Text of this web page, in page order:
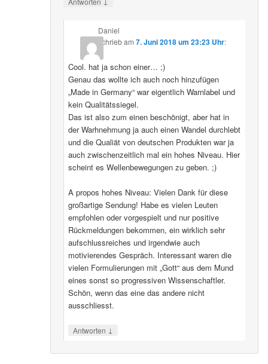
Daniel
schriebam 7. Juni 2018 um 23:23 Uhr:
Cool. hat ja schon einer… ;)
Genau das wollte ich auch noch hinzufügen
„Made in Germany“ war eigentlich Warnlabel und
kein Qualitätssiegel.
Das ist also zum einen beschönigt, aber hat in
der Warhnehmung ja auch einen Wandel durchlebt
und die Qualiät von deutschen Produkten war ja
auch zwischenzeitlich mal ein hohes Niveau. Hier
scheint es Wellenbewegungen zu geben. ;)
A propos hohes Niveau: Vielen Dank für diese
großartige Sendung! Habe es vielen Leuten
empfohlen oder vorgespielt und nur positive
Rückmeldungen bekommen, ein wirklich sehr
aufschlussreiches und irgendwie auch
motivierendes Gespräch. Interessant waren die
vielen Formulierungen mit „Gott“ aus dem Mund
eines sonst so progressiven Wissenschaftler.
Schön, wenn das eine das andere nicht
ausschliesst.
Antworten ↓